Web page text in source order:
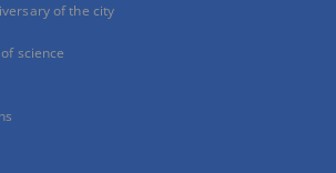
of the city
science